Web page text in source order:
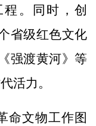
。同时，创
省级红色文化
强渡黄河》等
活力。
文物工作图